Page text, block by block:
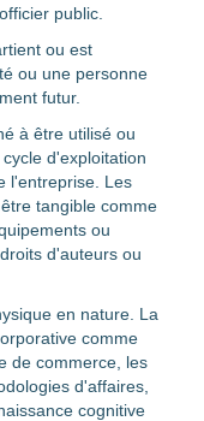
public.
ou est
ou une personne
futur.
à être utilisé ou
d'exploitation
l'entreprise. Les
tangible comme
ou
d'auteurs ou
en nature. La
comme
de commerce, les
d'affaires,
cognitive